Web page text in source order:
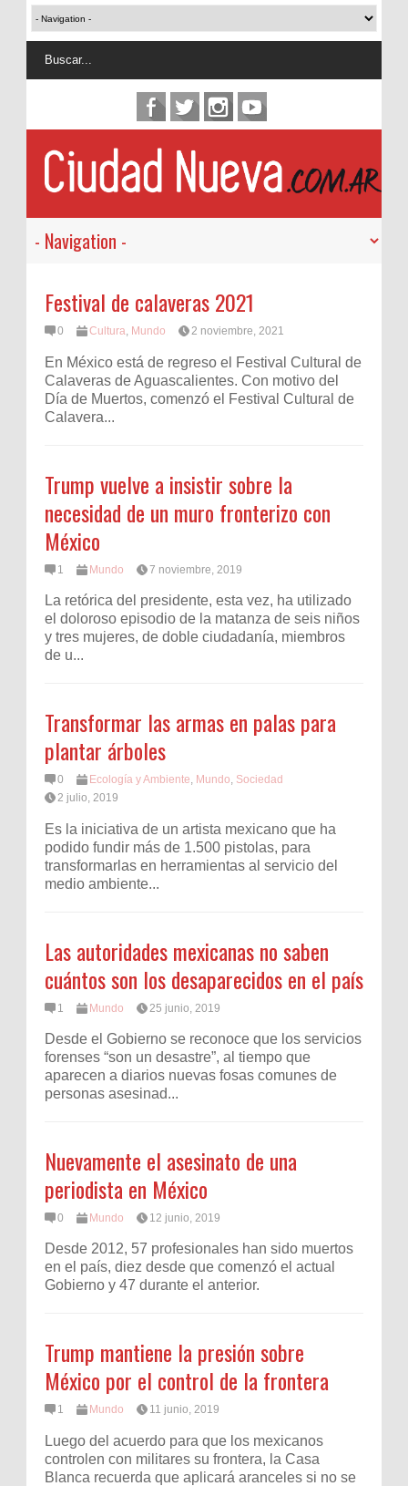
Festival de calaveras 2021
0 Cultura, Mundo 2 noviembre, 2021
En México está de regreso el Festival Cultural de
Calaveras de Aguascalientes. Con motivo del
Día de Muertos, comenzó el Festival Cultural de
Calavera...
Trump vuelve a insistir sobre la
necesidad de un muro fronterizo con
México
1 Mundo 7 noviembre, 2019
La retórica del presidente, esta vez, ha utilizado
el doloroso episodio de la matanza de seis niños
y tres mujeres, de doble ciudadanía, miembros
de u...
Transformar las armas en palas para
plantar árboles
0 Ecología y Ambiente, Mundo, Sociedad
2 julio, 2019
Es la iniciativa de un artista mexicano que ha
podido fundir más de 1.500 pistolas, para
transformarlas en herramientas al servicio del
medio ambiente...
Las autoridades mexicanas no saben
cuántos son los desaparecidos en el país
1 Mundo 25 junio, 2019
Desde el Gobierno se reconoce que los servicios
forenses “son un desastre”, al tiempo que
aparecen a diarios nuevas fosas comunes de
personas asesinad...
Nuevamente el asesinato de una
periodista en México
0 Mundo 12 junio, 2019
Desde 2012, 57 profesionales han sido muertos
en el país, diez desde que comenzó el actual
Gobierno y 47 durante el anterior.
Trump mantiene la presión sobre
México por el control de la frontera
1 Mundo 11 junio, 2019
Luego del acuerdo para que los mexicanos
controlen con militares su frontera, la Casa
Blanca recuerda que aplicará aranceles si no se